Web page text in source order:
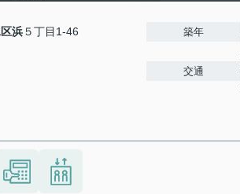
浜５丁目1-46 築年
交通